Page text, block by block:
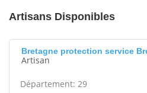
Artisans Disponibles
Bretagne protection service
Artisan
Département: 29